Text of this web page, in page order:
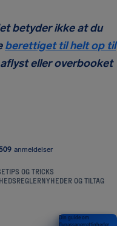
betyder ikke at du
berettiget til helt op til
eller overbooket
anmeldelser
OG TRICKS
NYHEDER OG TILTAG
Din guide om